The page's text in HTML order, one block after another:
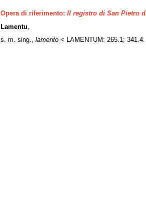
Opera di riferimento: Il registro di San Pietro
Lamentu
s. m. sing., lamento < LAMENTUM: 265.1; 341.4.